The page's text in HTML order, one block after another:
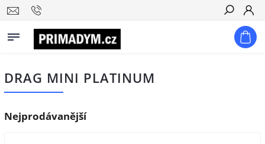
Hledat
DRAG MINI PLATINUM
Nejprodávanější